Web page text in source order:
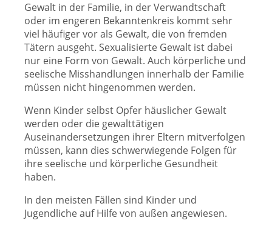
Gewalt in der Familie, in der Verwandtschaft
oder im engeren Bekanntenkreis kommt sehr
viel häufiger vor als Gewalt, die von fremden
Tätern ausgeht. Sexualisierte Gewalt ist dabei
nur eine Form von Gewalt. Auch körperliche und
seelische Misshandlungen innerhalb der Familie
müssen nicht hingenommen werden.
Wenn Kinder selbst Opfer häuslicher Gewalt
werden oder die gewalttätigen
Auseinandersetzungen ihrer Eltern mitverfolgen
müssen, kann dies schwerwiegende Folgen für
ihre seelische und körperliche Gesundheit
haben.
In den meisten Fällen sind Kinder und
Jugendliche auf Hilfe von außen angewiesen.